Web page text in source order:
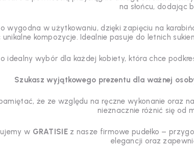
na słońcu, dodając
wygodna w użytkowaniu, dzięki zapięciu na
kompozycje. Idealnie pasuje do letnich
idealny wybór dla każdej kobiety, która chce
Szukasz wyjątkowego prezentu dla ważnej
że ze względu na ręczne wykonanie oraz
nieznacznie różnić się od
w GRATISIE z nasze firmowe pudełko –
elegancji oraz